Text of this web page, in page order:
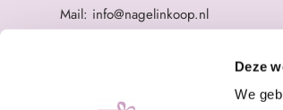
Deze
We
Mail: info@nagelinkoop.nl
BTW nummer: NL863104678B01